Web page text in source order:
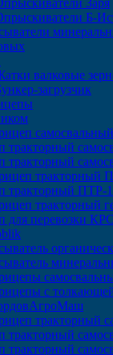
Заря
Б-
валковые
загрузчик
тракторный
тракторный
тракторный
тракторный ПТР-
тракторный
для перевозки
с
тракторный
тракторный
тракторный